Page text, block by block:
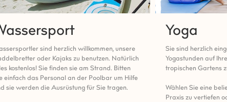
sind herzlich willkommen, unsere
oder Kajaks zu benutzen. Natürlich
kostenlos! Sie finden sie am Strand. Bitten
einfach das Personal an der Poolbar um Hilfe
sie werden die Ausrüstung für Sie tragen.
Yoga
Sie sind herzlich
Yogastunden auf
tropischen Gartens
Wählen Sie eine
Praxis zu vertiefen